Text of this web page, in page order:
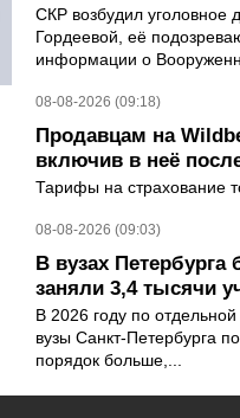
СКР возбудил уголовное
Гордеевой, её
информации о
08-08-2026 (09:18)
Продавцам на
включив в неё
Тарифы на страхование
08-08-2026 (09:03)
В вузах
заняли 3,4 тысячи
В 2026 году по
вузы Санкт-Петербурга
порядок больше,...